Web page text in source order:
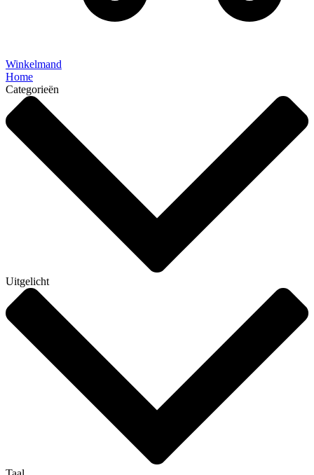
Winkelmand
Home
Categorieën
Uitgelicht